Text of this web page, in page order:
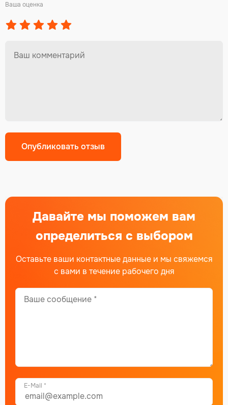
Ваша оценка
Давайте мы поможем вам
определиться с выбором
Оставьте ваши контактные данные и мы свяжемся
с вами в течение рабочего дня
E-Mail *